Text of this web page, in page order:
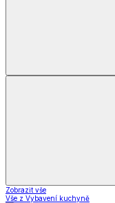
Zobrazit vše
Vše z Vybavení kuchyně